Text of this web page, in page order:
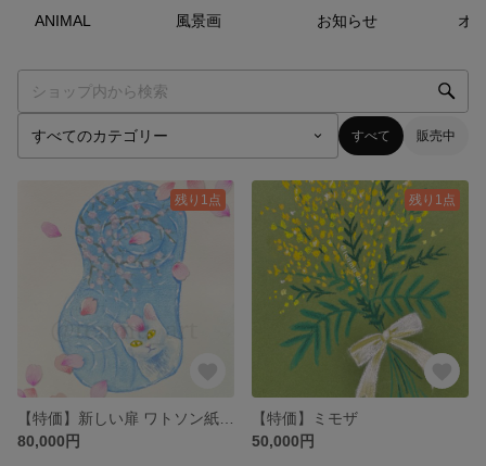
ANIMAL 風景画 お知らせ オ
すべて 販売中
残り1点
80,000円
残り1点
【特価】ミモザ
50,000円